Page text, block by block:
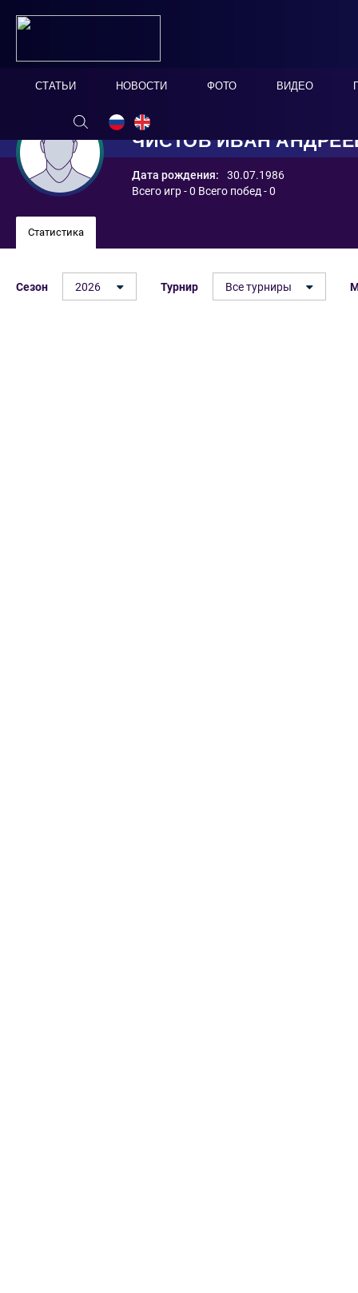
СТАТЬИ НОВОСТИ ФОТО ВИДЕО
ЧИСТОВ ИВАН
Дата рождения:
30.07.1986
Всего игр - 0 Всего побед - 0
Статистика
Сезон 2026 Турнир Все турниры